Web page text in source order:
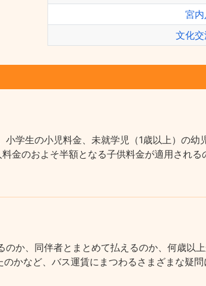
宮
文化
学生の小児料金、未就学児（1歳以上）の幼
金のおよそ半額となる子供料金が適用され
か、同伴者とまとめて払えるのか、何歳以
かなど、バス運賃にまつわるさまざまな疑問